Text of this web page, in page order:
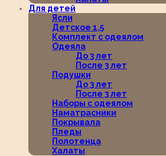
Для детей
Ясли
Детское 1,5
Комплект с одеялом
Одеяла
До 3 лет
После 3 лет
Подушки
До 3 лет
После 3 лет
Наборы с одеялом
Наматрасники
Покрывала
Пледы
Полотенца
Халаты